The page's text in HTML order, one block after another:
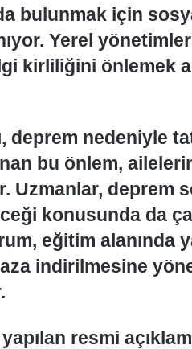
bulunmak için
Yerel
kirliliğini önlemek
deprem nedeniyle
bu önlem,
Uzmanlar, deprem
konusunda da
eğitim alanında
indirilmesine
resmi